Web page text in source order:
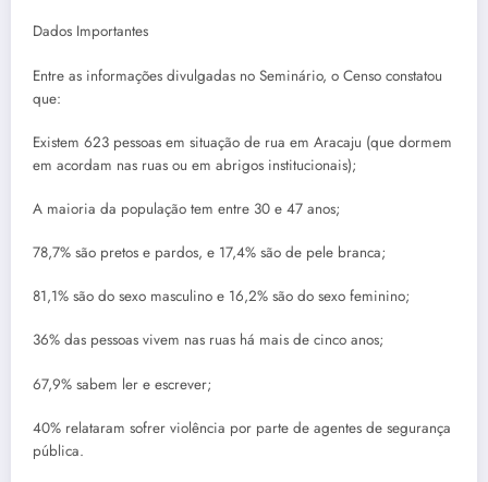
Dados Importantes
Entre as informações divulgadas no Seminário, o Censo constatou
que:
Existem 623 pessoas em situação de rua em Aracaju (que dormem
em acordam nas ruas ou em abrigos institucionais);
A maioria da população tem entre 30 e 47 anos;
78,7% são pretos e pardos, e 17,4% são de pele branca;
81,1% são do sexo masculino e 16,2% são do sexo feminino;
36% das pessoas vivem nas ruas há mais de cinco anos;
67,9% sabem ler e escrever;
40% relataram sofrer violência por parte de agentes de segurança
pública.